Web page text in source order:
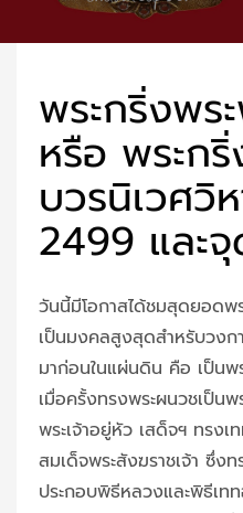
พระกริ่งพร
หรือ พระก
บวรนิเวศวิ
2499 และ
วันนี้มีโอกาสได้ชมสุดยอดพ
เป็นมงคลสูงสุดสำหรับวงก
มาก่อนในแผ่นดิน คือ เป็นพ
เมื่อครั้งทรงพระผนวชเป็น
พระเจ้าอยู่หัว เสด็จฯ ทรง
สมเด็จพระสังฆราชเจ้า ซึ่ง
ประกอบพิธีหลวงและพิธีเท